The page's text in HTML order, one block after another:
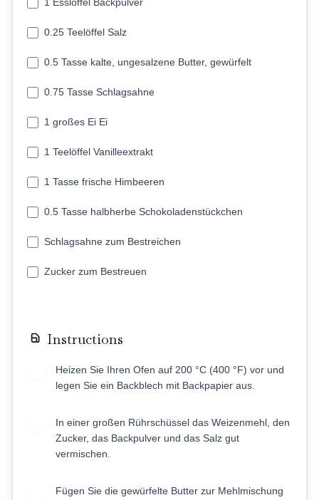
0.25 Teelöffel Salz
0.5 Tasse kalte, ungesalzene Butter, gewürfelt
0.75 Tasse Schlagsahne
1 großes Ei Ei
1 Teelöffel Vanilleextrakt
1 Tasse frische Himbeeren
0.5 Tasse halbherbe Schokoladenstückchen
Schlagsahne zum Bestreichen
Zucker zum Bestreuen
Instructions
Heizen Sie Ihren Ofen auf 200 °C (400 °F) vor und
legen Sie ein Backblech mit Backpapier aus.
In einer großen Rührschüssel das Weizenmehl, den
Zucker, das Backpulver und das Salz gut
vermischen.
Fügen Sie die gewürfelte Butter zur Mehlmischung